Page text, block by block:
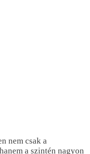
nem csak a
a szintén nagyon